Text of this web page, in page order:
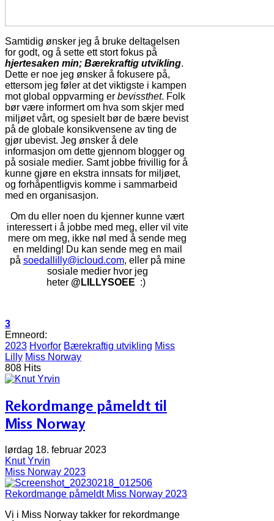
Samtidig ønsker jeg å bruke deltagelsen
for godt, og å sette ett stort fokus på
hjertesaken min; Bærekraftig utvikling.
Dette er noe jeg ønsker å fokusere på,
ettersom jeg føler at det viktigste i kampen
mot global oppvarming er bevissthet. Folk
bør være informert om hva som skjer med
miljøet vårt, og spesielt bør de bære bevist
på de globale konsikvensene av ting de
gjør ubevist. Jeg ønsker å dele
informasjon om dette gjennom blogger og
på sosiale medier. Samt jobbe frivillig for å
kunne gjøre en ekstra innsats for miljøet,
og forhåpentligvis komme i sammarbeid
med en organisasjon.
Om du eller noen du kjenner kunne vært
interessert i å jobbe med meg, eller vil vite
mere om meg, ikke nøl med å sende meg
en melding! Du kan sende meg en mail
på soedallilly@icloud.com, eller på mine
sosiale medier hvor jeg
heter @LILLYSOEE :)
3
Emneord:
2023 Hvorfor Bærekraftig utvikling Miss
Lilly Miss Norway
808 Hits
Rekordmange påmeldt til
Miss Norway
lørdag 18. februar 2023
Knut Yrvin
Miss Norway 2023
Rekordmange påmeldt Miss Norway 2023
Vi i Miss Norway takker for rekordmange